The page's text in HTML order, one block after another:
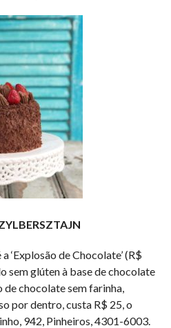
‘Explosão de Chocolate’ (R$
sem glúten à base de chocolate
de chocolate sem farinha,
por dentro, custa R$ 25, o
942, Pinheiros, 4301-6003.